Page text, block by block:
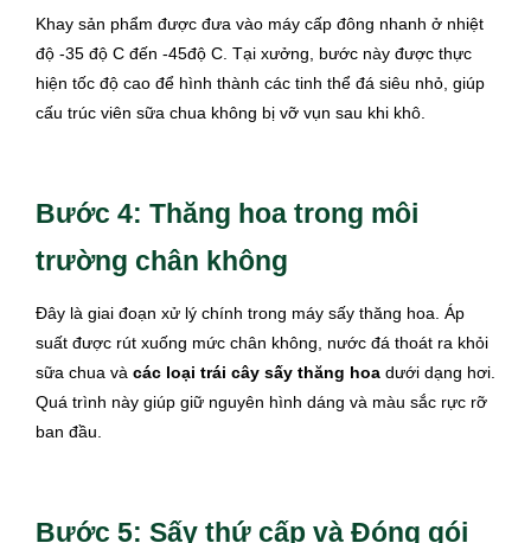
Khay sản phẩm được đưa vào máy cấp đông nhanh ở nhiệt
độ -35 độ C đến -45độ C. Tại xưởng, bước này được thực
hiện tốc độ cao để hình thành các tinh thể đá siêu nhỏ, giúp
cấu trúc viên sữa chua không bị vỡ vụn sau khi khô.
Bước 4: Thăng hoa trong môi
trường chân không
Đây là giai đoạn xử lý chính trong máy sấy thăng hoa. Áp
suất được rút xuống mức chân không, nước đá thoát ra khỏi
sữa chua và các loại trái cây sấy thăng hoa dưới dạng hơi.
Quá trình này giúp giữ nguyên hình dáng và màu sắc rực rỡ
ban đầu.
Bước 5: Sấy thứ cấp và Đóng gói